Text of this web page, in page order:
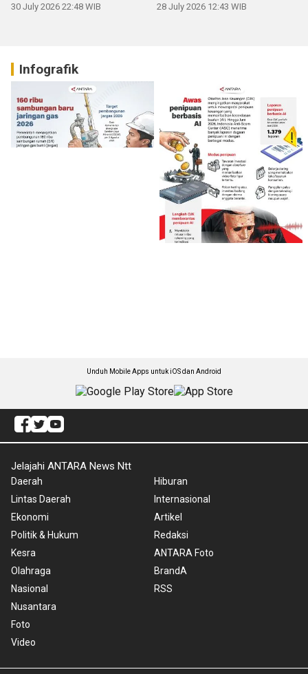
30 July 2026 22:48 WIB 28 July 2026 12:43 WIB
Infografik
Unduh Mobile Apps untuk iOS dan Android
Jelajahi ANTARA News Ntt
Daerah
Lintas Daerah
Ekonomi
Politik & Hukum
Kesra
Olahraga
Nasional
Nusantara
Foto
Video
Hiburan
Internasional
Artikel
Redaksi
ANTARA Foto
BrandA
RSS